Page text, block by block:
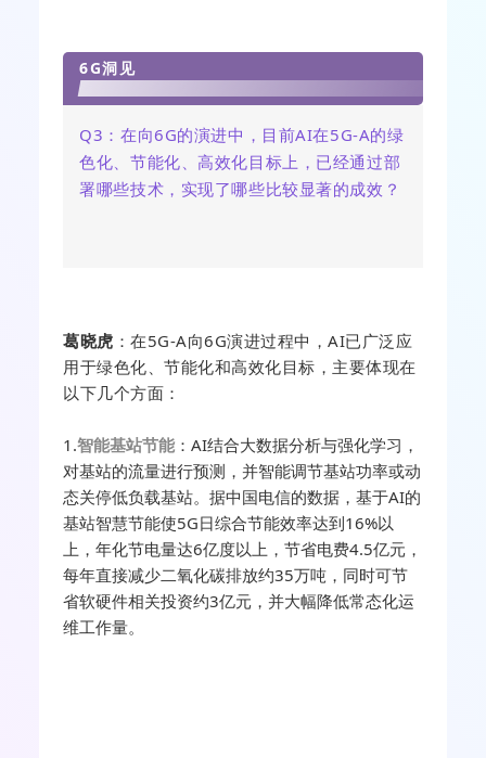
6G洞见
Q3 ： 在向6G的演进中，目前AI在5G-A的绿
色化、节能化、高效化目标上，已经通过部
署哪些技术，实现了哪些比较显著的成效？
葛晓虎 ：在5G-A向6G演进过程中，AI已广泛应
用于绿色化、节能化和高效化目标，主要体现在
以下几个方面：
1.智能基站节能 ：AI结合大数据分析与强化学习，
对基站的流量进行预测，并智能调节基站功率或动
态关停低负载基站。据中国电信的数据，基于AI的
基站智慧节能使5G日综合节能效率达到16%以
上，年化节电量达6亿度以上，节省电费4.5亿元，
每年直接减少二氧化碳排放约35万吨，同时可节
省软硬件相关投资约3亿元，并大幅降低常态化运
维工作量。